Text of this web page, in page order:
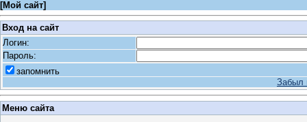
[Мой сайт]
Вход на сайт
Логин:
Пароль:
запомнить
Забыл
Меню сайта